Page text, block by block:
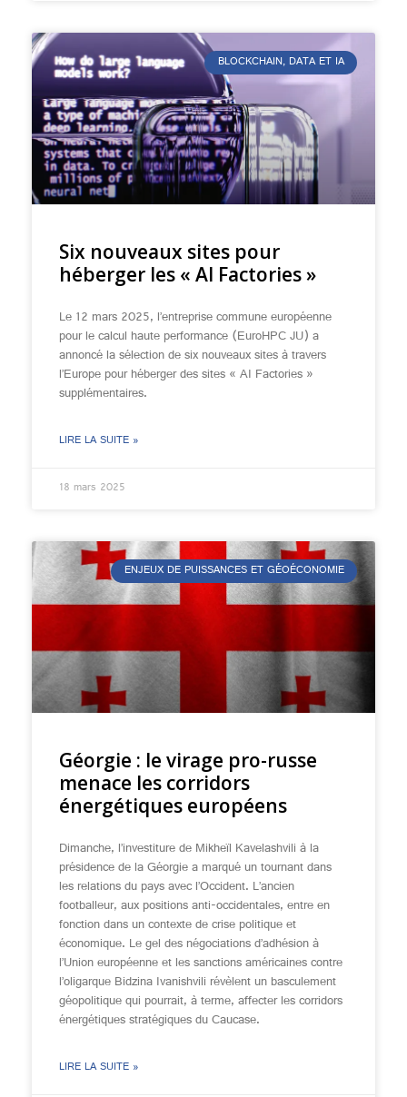
BLOCKCHAIN, DATA ET IA
Six nouveaux sites pour
héberger les « AI Factories »
Le 12 mars 2025, l’entreprise commune européenne
pour le calcul haute performance (EuroHPC JU) a
annoncé la sélection de six nouveaux sites à travers
l’Europe pour héberger des sites « AI Factories »
supplémentaires.
LIRE LA SUITE »
18 mars 2025
ENJEUX DE PUISSANCES ET GÉOÉCONOMIE
Géorgie : le virage pro-russe
menace les corridors
énergétiques européens
Dimanche, l’investiture de Mikheïl Kavelashvili à la
présidence de la Géorgie a marqué un tournant dans
les relations du pays avec l’Occident. L’ancien
footballeur, aux positions anti-occidentales, entre en
fonction dans un contexte de crise politique et
économique. Le gel des négociations d’adhésion à
l’Union européenne et les sanctions américaines contre
l’oligarque Bidzina Ivanishvili révèlent un basculement
géopolitique qui pourrait, à terme, affecter les corridors
énergétiques stratégiques du Caucase.
LIRE LA SUITE »